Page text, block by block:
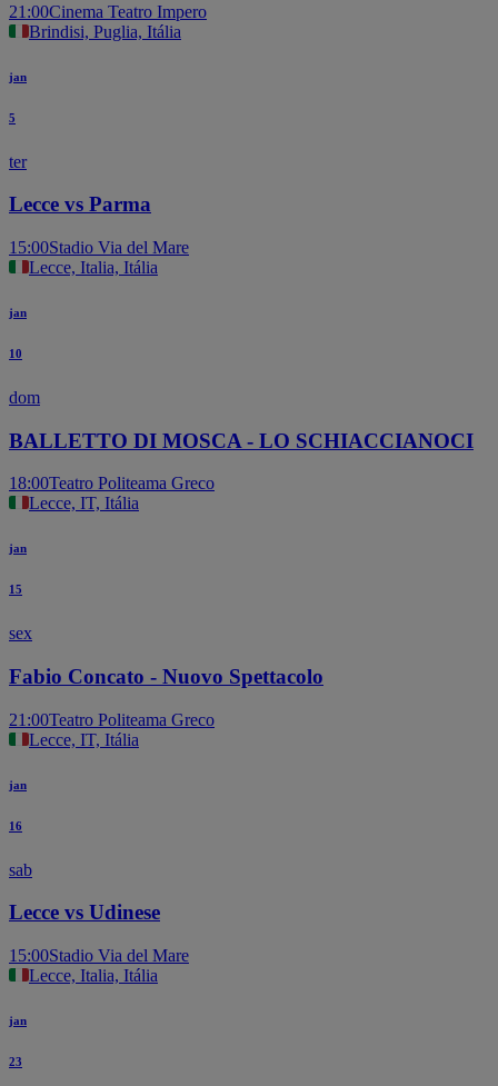
21:00Cinema Teatro Impero
Brindisi, Puglia, Itália
jan
5
ter
Lecce vs Parma
15:00Stadio Via del Mare
Lecce, Italia, Itália
jan
10
dom
BALLETTO DI MOSCA - LO SCHIACCIANOCI
18:00Teatro Politeama Greco
Lecce, IT, Itália
jan
15
sex
Fabio Concato - Nuovo Spettacolo
21:00Teatro Politeama Greco
Lecce, IT, Itália
jan
16
sab
Lecce vs Udinese
15:00Stadio Via del Mare
Lecce, Italia, Itália
jan
23